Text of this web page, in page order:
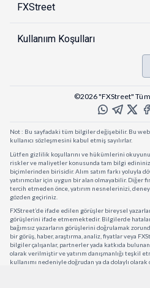
FXStreet
Kullanıım Koşulları
©2026 "FXStreet" Tüm
Not : Bu sayfadaki tüm bilgiler değişebilir. Bu
kullanıcı sözleşmesini kabul etmiş sayılırlar.
Lütfen gizlilik koşullarını ve hükümlerini
riskler ve maliyetler konusunda tam bilgi edininiz
biçimlerinden birisidir. Alım satım farkı yoluyla
yatırımcılar için uygun bir alan olmayabilir. Diğer
tercih etmeden önce, yatırım nesnelerinizi,
gözden geçiriniz.
FXStreet’de ifade edilen görüşler bireysel
görüşlerini ifade etmemektedir. Bilgilerde
bağımsız yazarların görüşlerini doğrulamak
bir görüş, haber, araştırma, analiz, fiyatlar veya
bilgiler çalışanlar, partnerler yada katkıda
olarak verilmiştir ve yatırım danışmanlığı teşkil
kullanımı nedeniyle doğrudan ya da dolaylı